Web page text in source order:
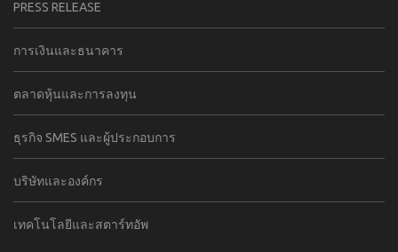
PRESS RELEASE
การเงินและธนาคาร
ตลาดหุ้นและการลงทุน
ธุรกิจ SMES และผู้ประกอบการ
บริษัทและองค์กร
เทคโนโลยีและสตาร์ทอัพ